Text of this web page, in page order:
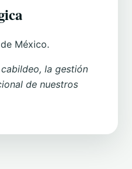
México.
la gestión
de nuestros